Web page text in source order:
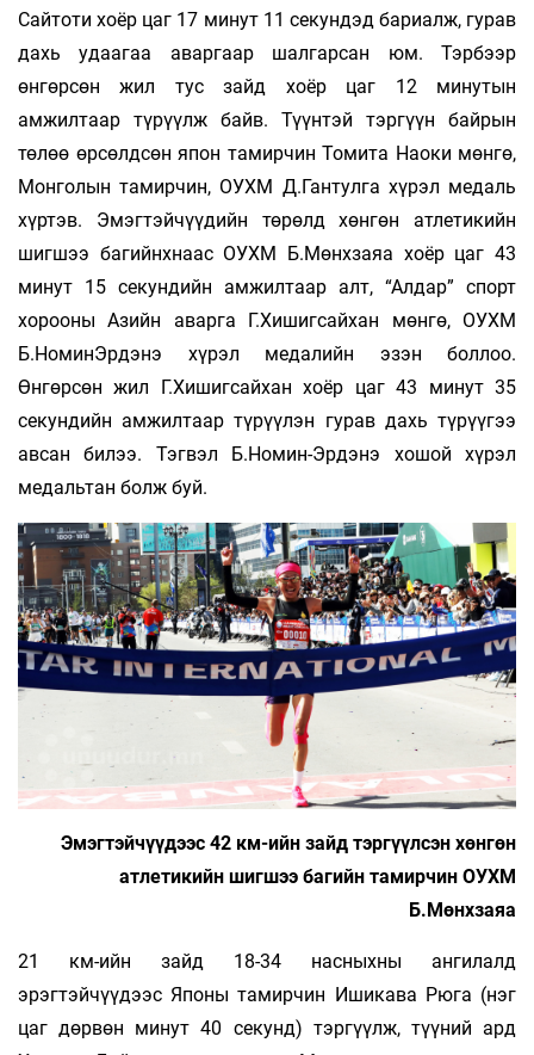
Сайтоти хоёр цаг 17 минут 11 секундэд бариалж, гурав
дахь удаагаа аваргаар шалгарсан юм. Тэрбээр
өнгөрсөн жил тус зайд хоёр цаг 12 минутын
амжилтаар түрүүлж байв. Түүнтэй тэргүүн байрын
төлөө өрсөлдсөн япон тамирчин Томита Наоки мөнгө,
Монголын тамирчин, ОУХМ Д.Гантулга хүрэл медаль
хүртэв. Эмэгтэйчүүдийн төрөлд хөнгөн атлетикийн
шигшээ багийнхнаас ОУХМ Б.Мөнхзаяа хоёр цаг 43
минут 15 секундийн амжилтаар алт, “Алдар” спорт
хорооны Азийн аварга Г.Хишигсайхан мөнгө, ОУХМ
Б.НоминЭрдэнэ хүрэл медалийн эзэн боллоо.
Өнгөрсөн жил Г.Хишигсайхан хоёр цаг 43 минут 35
секундийн амжилтаар түрүүлэн гурав дахь түрүүгээ
авсан билээ. Тэгвэл Б.Номин-Эрдэнэ хошой хүрэл
медальтан болж буй.
Эмэгтэйчүүдээс 42 км-ийн зайд тэргүүлсэн хөнгөн
атлетикийн шигшээ багийн тамирчин ОУХМ
Б.Мөнхзаяа
21 км-ийн зайд 18-34 насныхны ангилалд
эрэгтэйчүүдээс Японы тамирчин Ишикава Рюга (нэг
цаг дөрвөн минут 40 секунд) тэргүүлж, түүний ард